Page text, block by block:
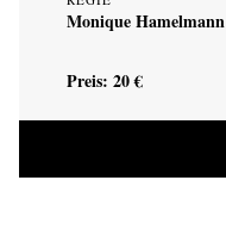
Monique Hamelmann
Preis: 20 €